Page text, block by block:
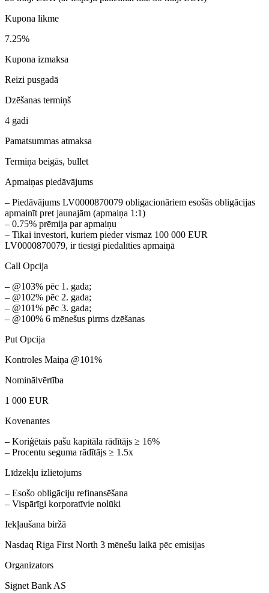
Kupona likme
7.25%
Kupona izmaksa
Reizi pusgadā
Dzēšanas termiņš
4 gadi
Pamatsummas atmaksa
Termiņa beigās, bullet
Apmaiņas piedāvājums
– Piedāvājums LV0000870079 obligacionāriem esošās obligācijas
apmainīt pret jaunajām (apmaiņa 1:1)
– 0.75% prēmija par apmaiņu
– Tikai investori, kuriem pieder vismaz 100 000 EUR
LV0000870079, ir tiesīgi piedalīties apmaiņā
Call Opcija
– @103% pēc 1. gada;
– @102% pēc 2. gada;
– @101% pēc 3. gada;
– @100% 6 mēnešus pirms dzēšanas
Put Opcija
Kontroles Maiņa @101%
Nominālvērtība
1 000 EUR
Kovenantes
– Koriģētais pašu kapitāla rādītājs ≥ 16%
– Procentu seguma rādītājs ≥ 1.5x
Līdzekļu izlietojums
– Esošo obligāciju refinansēšana
– Vispārīgi korporatīvie nolūki
Iekļaušana biržā
Nasdaq Riga First North 3 mēnešu laikā pēc emisijas
Organizators
Signet Bank AS